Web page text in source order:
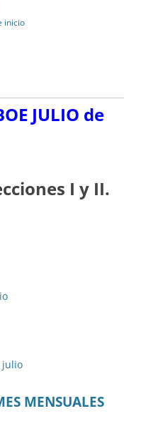
inicio
JULIO de
I y II.
julio
MENSUALES